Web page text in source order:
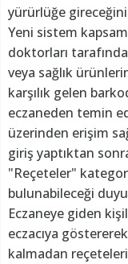
yürürlüğe gireceğini
Yeni sistem
doktorları
veya sağlık
karşılık gelen
eczaneden temin
üzerinden erişim
giriş yaptıktan
"Reçeteler"
bulunabileceği
Eczaneye giden
eczacıya
kalmadan